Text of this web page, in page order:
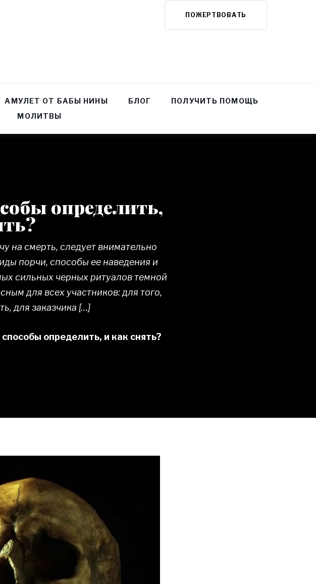
ПОЖЕРТВОВАТЬ
АМУЛЕТ ОТ БАБЫ НИНЫ БЛОГ
ПОЛУЧИТЬ ПОМОЩЬ
МОЛИТВЫ
определить,
на смерть, следует внимательно
порчи, способы ее наведения и
сильных черных ритуалов темной
для всех участников: для того,
для заказчика […]
определить, и как снять?